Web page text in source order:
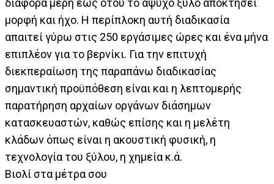
διάφορα μέρη έως ότου το άψυχο ξύλο αποκτήσει
μορφή και ήχο. Η περίπλοκη αυτή διαδικασία
απαιτεί γύρω στις 250 εργάσιμες ώρες και ένα μήνα
επιπλέον για το βερνίκι. Για την επιτυχή
διεκπεραίωση της παραπάνω διαδικασίας
σημαντική προϋπόθεση είναι και η λεπτομερής
παρατήρηση αρχαίων οργάνων διάσημων
κατασκευαστών, καθώς επίσης και η μελέτη
κλάδων όπως είναι η ακουστική φυσική, η
τεχνολογία του ξύλου, η χημεία κ.ά.
Βιολί στα μέτρα σου